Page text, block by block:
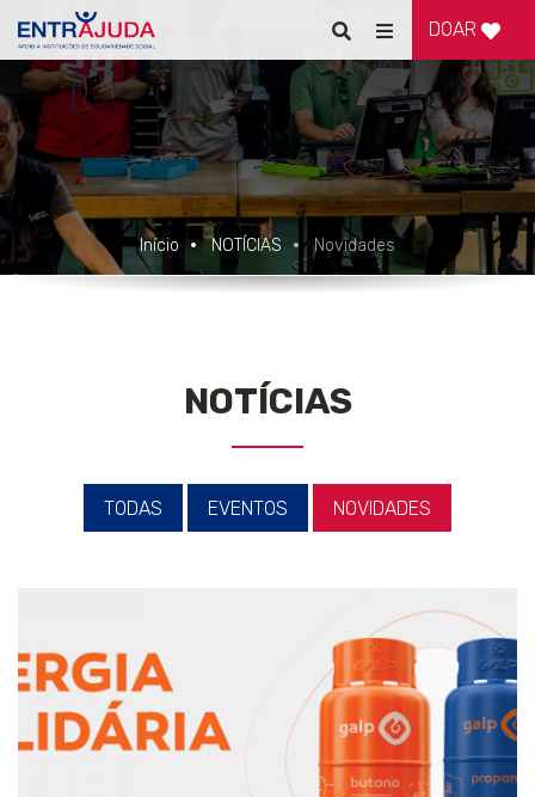
Pesquisar
Alternar
de
navegação
DOAR
Início NOTÍCIAS Novidades
NOTÍCIAS
TODAS EVENTOS NOVIDADES